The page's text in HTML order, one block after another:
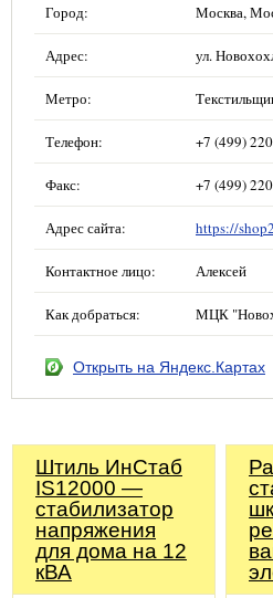
Город: Москва,
Адрес: ул.
Метро:
Телефон: +7 (499)
Факс: +7 (499)
Адрес сайта: https://
Контактное лицо: Алексей
Как добраться: МЦК
Открыть на Яндекс.Картах
Штиль ИнСтаб
IS12000 —
стабилизатор
напряжения
для дома на 12
кВА